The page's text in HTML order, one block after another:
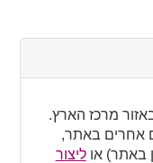
אחרים באתר,
באתר) אוליצור